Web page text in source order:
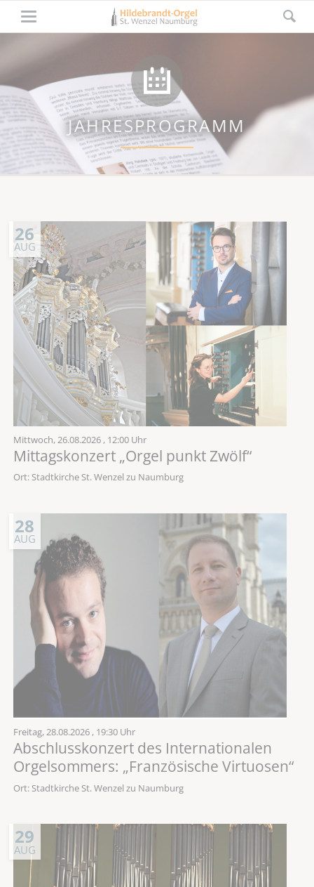
JAHRESPROGRAMM
26
AUG
Mittwoch,26.08.2026 , 12:00 Uhr
Mittagskonzert „Orgel punkt Zwölf“
Ort: Stadtkirche St. Wenzel zu Naumburg
28
AUG
Freitag,28.08.2026 , 19:30 Uhr
Abschlusskonzert des Internationalen
Orgelsommers: „Französische Virtuosen“
Ort: Stadtkirche St. Wenzel zu Naumburg
29
AUG